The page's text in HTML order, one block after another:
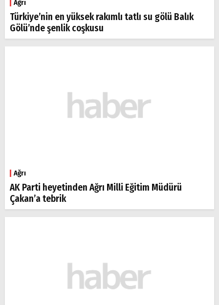
Ağrı
Türkiye’nin en yüksek rakımlı tatlı su gölü Balık
Gölü’nde şenlik coşkusu
Ağrı
AK Parti heyetinden Ağrı Milli Eğitim Müdürü
Çakan’a tebrik